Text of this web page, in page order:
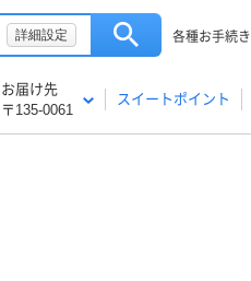
詳細設定 各種お手続き
お届け先
〒135-0061
スイートポイント